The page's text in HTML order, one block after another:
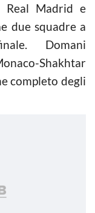
Real Madrid e
due squadre a
Domani
Shakhtar
completo degli